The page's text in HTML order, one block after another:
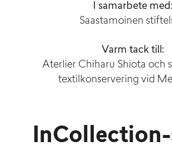
I samarbete med:
Saastamoinen
Varm tack till:
Aterlier Chiharu Shiota och
textilkonservering vid
InCollection-